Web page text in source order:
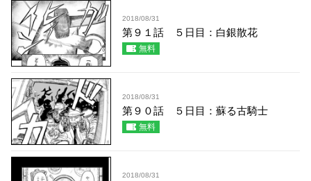
2018/08/31
第９１話 ５日目：白銀散花
無料
2018/08/31
第９０話 ５日目：蘇る古騎士
無料
2018/08/31